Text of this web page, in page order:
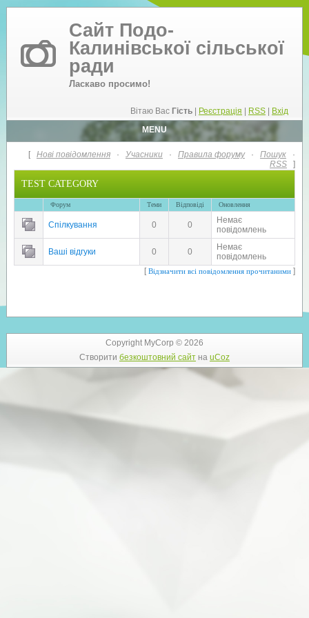
Сайт Подо-
Калинівської сільської
ради
Ласкаво просимо!
Вітаю Вас Гість Реєстрація RSS
Вхід
MENU
[ Нові повідомлення · Учасники · Правила форуму · Пошук
·
RSS
]
TEST CATEGORY
Форум Теми Відповіді Оновлення
Спілкування 0 0
Немає
повідомлень
Ваші відгуки 0 0
Немає
повідомлень
[Відзначити всі повідомлення прочитаними ]
Copyright MyCorp © 2026
Створити безкоштовний сайтна uCoz